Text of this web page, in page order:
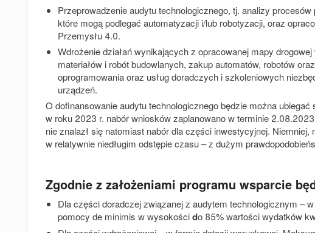
Przeprowadzenie audytu technologicznego, tj. analizy
które mogą podlegać automatyzacji i/lub robotyzacji, oraz
Przemysłu 4.0.
Wdrożenie działań wynikających z opracowanej mapy
materiałów i robót budowlanych, zakup automatów, robotów
oprogramowania oraz usług doradczych i szkoleniowych
urządzeń.
O dofinansowanie audytu technologicznego będzie można
w roku 2023 r. nabór wniosków zaplanowano w terminie
nie znalazł się natomiast nabór dla części inwestycyjnej.
w relatywnie niedługim odstępie czasu – z dużym
Zgodnie z założeniami programu wsparcie
Dla części doradczej związanej z audytem technologicznym –
pomocy de minimis w wysokoścido 85%wartości wydatków